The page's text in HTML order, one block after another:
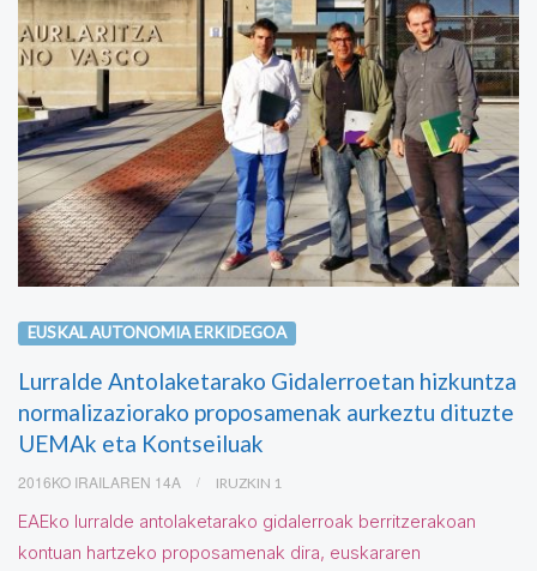
EUSKAL AUTONOMIA ERKIDEGOA
Lurralde Antolaketarako Gidalerroetan hizkuntza
normalizaziorako proposamenak aurkeztu dituzte
UEMAk eta Kontseiluak
2016KO IRAILAREN 14A IRUZKIN 1
EAEko lurralde antolaketarako gidalerroak berritzerakoan
kontuan hartzeko proposamenak dira, euskararen